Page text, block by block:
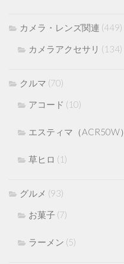
カメラ・レンズ関連 (449)
カメラアクセサリ (134)
クルマ (70)
アコード (10)
エスティマ（ACR50W）
草ヒロ (1)
グルメ (93)
お菓子 (7)
ラーメン (5)